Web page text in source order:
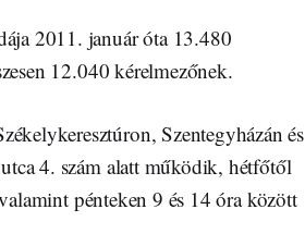
2011. január óta 13.480
12.040 kérelmezőnek.
Szentegyházán és
4. szám alatt működik, hétfőtől
pénteken 9 és 14 óra között